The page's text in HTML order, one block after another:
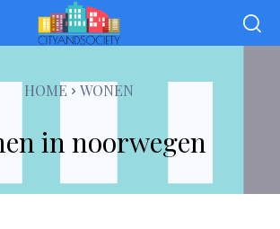
HOME WONEN
in noorwegen